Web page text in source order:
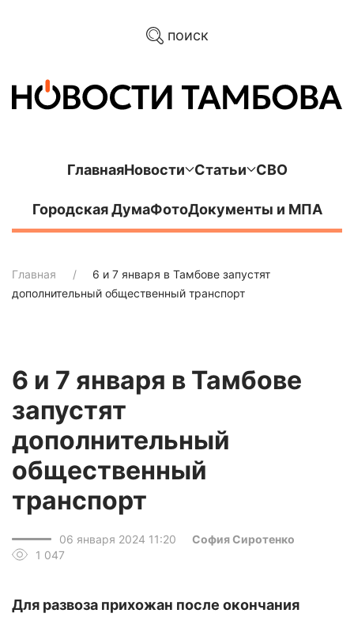
поиск
ГлавнаяНовости Статьи СВО
Городская ДумаФотоДокументы и МПА
Главная
6 и 7 января в Тамбове запустят
дополнительный общественный транспорт
6 и 7 января в Тамбове
запустят
дополнительный
общественный
транспорт
06 января 2024 11:20
София Сиротенко
1 047
Для развоза прихожан после окончания